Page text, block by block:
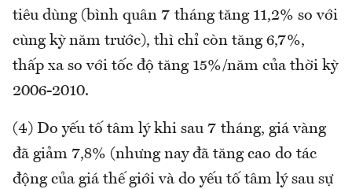
tiêu dùng (bình quân 7 tháng tăng 11,2% so với
cùng kỳ năm trước), thì chỉ còn tăng 6,7%,
thấp xa so với tốc độ tăng 15%/năm của thời kỳ
2006-2010.
(4) Do yếu tố tâm lý khi sau 7 tháng, giá vàng
đã giảm 7,8% (nhưng nay đã tăng cao do tác
động của giá thế giới và do yếu tố tâm lý sau sự